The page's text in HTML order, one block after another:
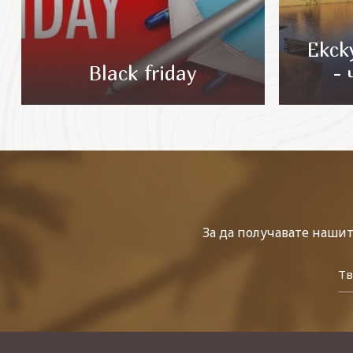
Black friday
-
За да получавате